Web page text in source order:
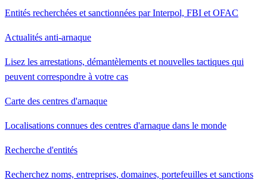
Entités recherchées et sanctionnées par Interpol, FBI et OFAC
Actualités anti-arnaque
Lisez les arrestations, démantèlements et nouvelles tactiques qui
peuvent correspondre à votre cas
Carte des centres d'arnaque
Localisations connues des centres d'arnaque dans le monde
Recherche d'entités
Recherchez noms, entreprises, domaines, portefeuilles et sanctions